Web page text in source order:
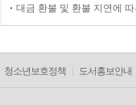
대금 환불 및 환불 지연에
청소년보호정책 도서홍보안내